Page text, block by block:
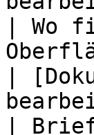
| Wo
|
|